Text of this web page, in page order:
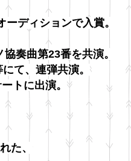
ディションで入賞。
奏曲第23番を共演。
て、連弾共演。
トに出演。
た、